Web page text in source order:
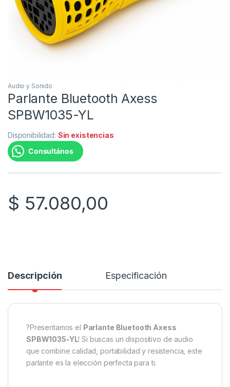
Audio y Sonido
Parlante Bluetooth Axess
SPBW1035-YL
Disponibilidad: Sin existencias
Consultános
$ 57.080,00
Descripción Especificación
?Presentamos el Parlante Bluetooth Axess
SPBW1035-YL! Si buscas un dispositivo de audio
que combine calidad, portabilidad y resistencia, este
parlante es la elección perfecta para ti.